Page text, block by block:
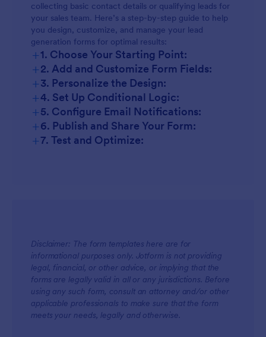
collecting basic contact details or qualifying leads for
your sales team. Here’s a step-by-step guide to help
you design, customize, and manage your lead
generation forms for optimal results:
+1. Choose Your Starting Point:
+2. Add and Customize Form Fields:
+3. Personalize the Design:
+4. Set Up Conditional Logic:
+5. Configure Email Notifications:
+6. Publish and Share Your Form:
+7. Test and Optimize:
Disclaimer: The form templates here are for
informational purposes only. Jotform is not providing
legal, financial, or other advice, or implying that the
forms are legally valid in all or any jurisdictions. Before
using any such form, consult an attorney and/or other
applicable professionals to make sure that the form
meets your needs, legally and otherwise.